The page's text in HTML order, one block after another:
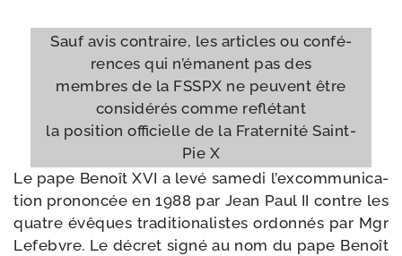
Sauf avis contraire, les articles ou confé­
rences qui n’é­manent pas des
membres de la FSSPX ne peuvent être
consi­dé­rés comme reflé­tant
la posi­tion offi­cielle de la Fraternité Saint-​
Pie X
Le pape Benoît XVI a levé same­di l’ex­com­mu­ni­ca­
tion pro­non­cée en 1988 par Jean Paul II contre les
quatre évêques tra­di­tio­na­listes ordon­nés par Mgr
Lefebvre. Le décret signé au nom du pape Benoît